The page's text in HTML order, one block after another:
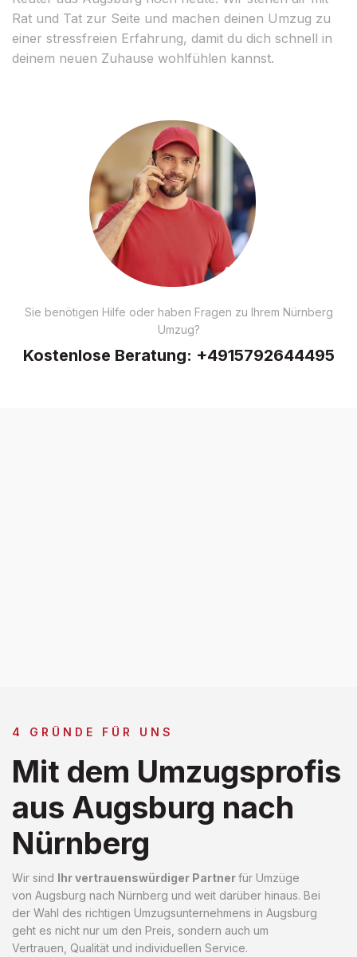
Rat und Tat zur Seite und machen deinen Umzug zu
einer stressfreien Erfahrung, damit du dich schnell in
deinem neuen Zuhause wohlfühlen kannst.
Sie benötigen Hilfe oder haben Fragen zu Ihrem Nürnberg
Umzug?
Kostenlose Beratung: +4915792644495
4 GRÜNDE FÜR UNS
Mit dem Umzugsprofis
aus Augsburg nach
Nürnberg
Wir sind Ihr vertrauenswürdiger Partnerfür Umzüge
von Augsburg nach Nürnberg und weit darüber hinaus. Bei
der Wahl des richtigen Umzugsunternehmens in Augsburg
geht es nicht nur um den Preis, sondern auch um
Vertrauen, Qualität und individuellen Service.